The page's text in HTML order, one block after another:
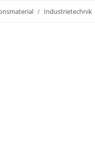
Industrietechnik